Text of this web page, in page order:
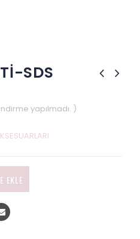
SDS
yapılmadı. )
EKLE